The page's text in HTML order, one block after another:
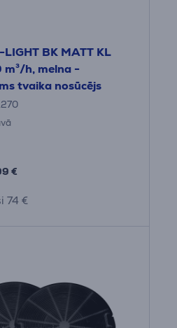
BK MATT KL
m³/h, melna -
tvaika nosūcējs
€
74 €